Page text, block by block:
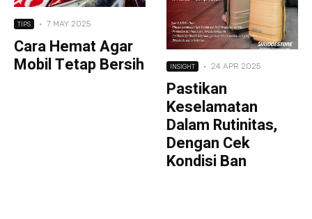
TIPS · 7 MAY 2025
Cara Hemat Agar
Mobil Tetap Bersih
INSIGHT · 24 APR 2025
Pastikan
Keselamatan
Dalam Rutinitas,
Dengan Cek
Kondisi Ban